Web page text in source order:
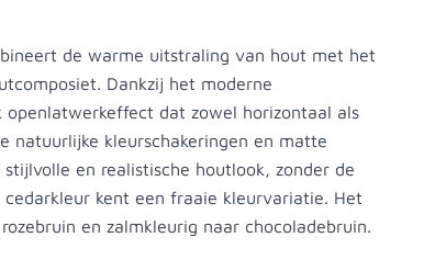
de warme uitstraling van hout met het
Dankzij het moderne
dat zowel horizontaal als
natuurlijke kleurschakeringen en matte
en realistische houtlook, zonder de
kent een fraaie kleurvariatie. Het
en zalmkleurig naar chocoladebruin.